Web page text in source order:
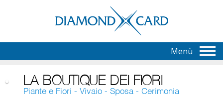
Menù
LA BOUTIQUE DEI FIORI
Piante e Fiori - Vivaio - Sposa - Cerimonia